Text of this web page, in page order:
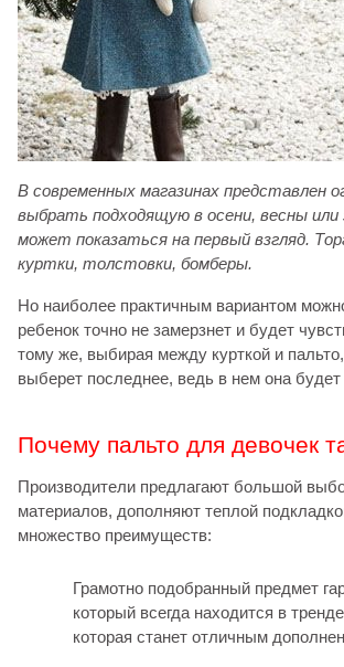
В современных магазинах представлен
выбрать подходящую в осени, весны
может показаться на первый взгляд.
куртки, толстовки, бомберы.
Но наиболее практичным вариантом
ребенок точно не замерзнет и будет
тому же, выбирая между курткой и
выберет последнее, ведь в нем она
Почему пальто для девочек
Производители предлагают большой
материалов, дополняют теплой
множество преимуществ:
Грамотно подобранный предмет
который всегда находится в
которая станет отличным